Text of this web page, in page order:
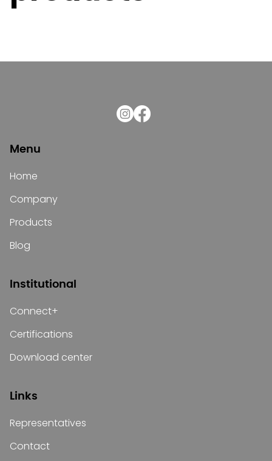
Menu
Home
Company
Products
Blog
Institutional
Connect+
Certifications
Download center
Links
Representatives
Contact